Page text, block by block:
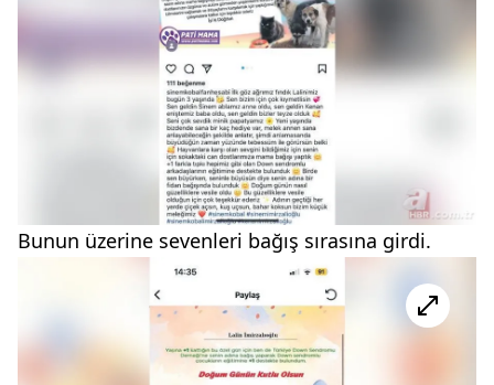
Bunun üzerine sevenleri bağış sırasına girdi.